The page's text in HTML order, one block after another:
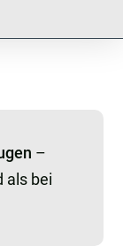
–
als bei